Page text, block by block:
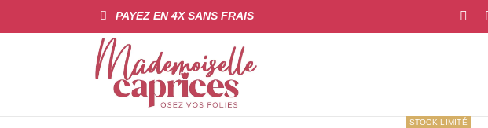
PAYEZ EN 4X SANS FRAIS
STOCK LIMITÉ